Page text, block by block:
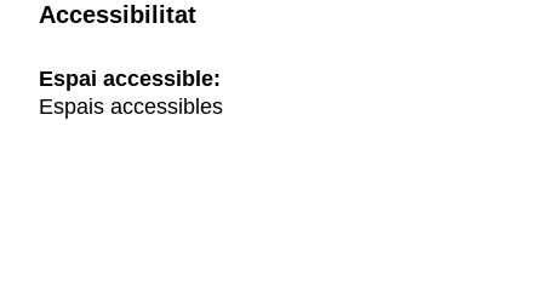
Accessibilitat
Espai accessible:
Espais accessibles